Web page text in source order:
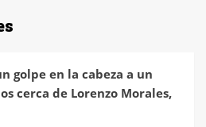
golpe en la cabeza a un
cerca de Lorenzo Morales,